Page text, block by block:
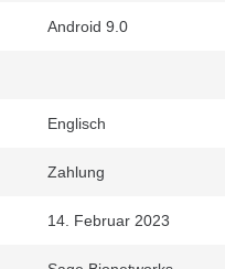
Android 9.0
Englisch
Zahlung
14. Februar 2023